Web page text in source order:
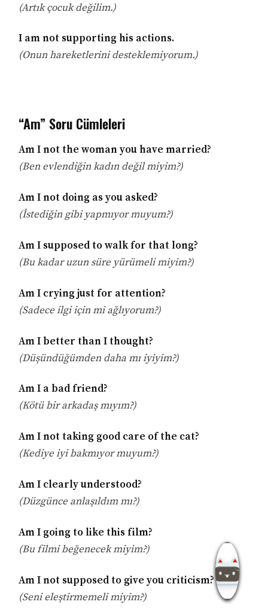
(Artık çocuk değilim.)
I am not supporting his actions.
(Onun hareketlerini desteklemiyorum.)
“Am” Soru Cümleleri
Am I not the woman you have married?
(Ben evlendiğin kadın değil miyim?)
Am I not doing as you asked?
(İstediğin gibi yapmıyor muyum?)
Am I supposed to walk for that long?
(Bu kadar uzun süre yürümeli miyim?)
Am I crying just for attention?
(Sadece ilgi için mi ağlıyorum?)
Am I better than I thought?
(Düşündüğümden daha mı iyiyim?)
Am I a bad friend?
(Kötü bir arkadaş mıyım?)
Am I not taking good care of the cat?
(Kediye iyi bakmıyor muyum?)
Am I clearly understood?
(Düzgünce anlaşıldım mı?)
Am I going to like this film?
(Bu filmi beğenecek miyim?)
Am I not supposed to give you criticism?
(Seni eleştirmemeli miyim?)